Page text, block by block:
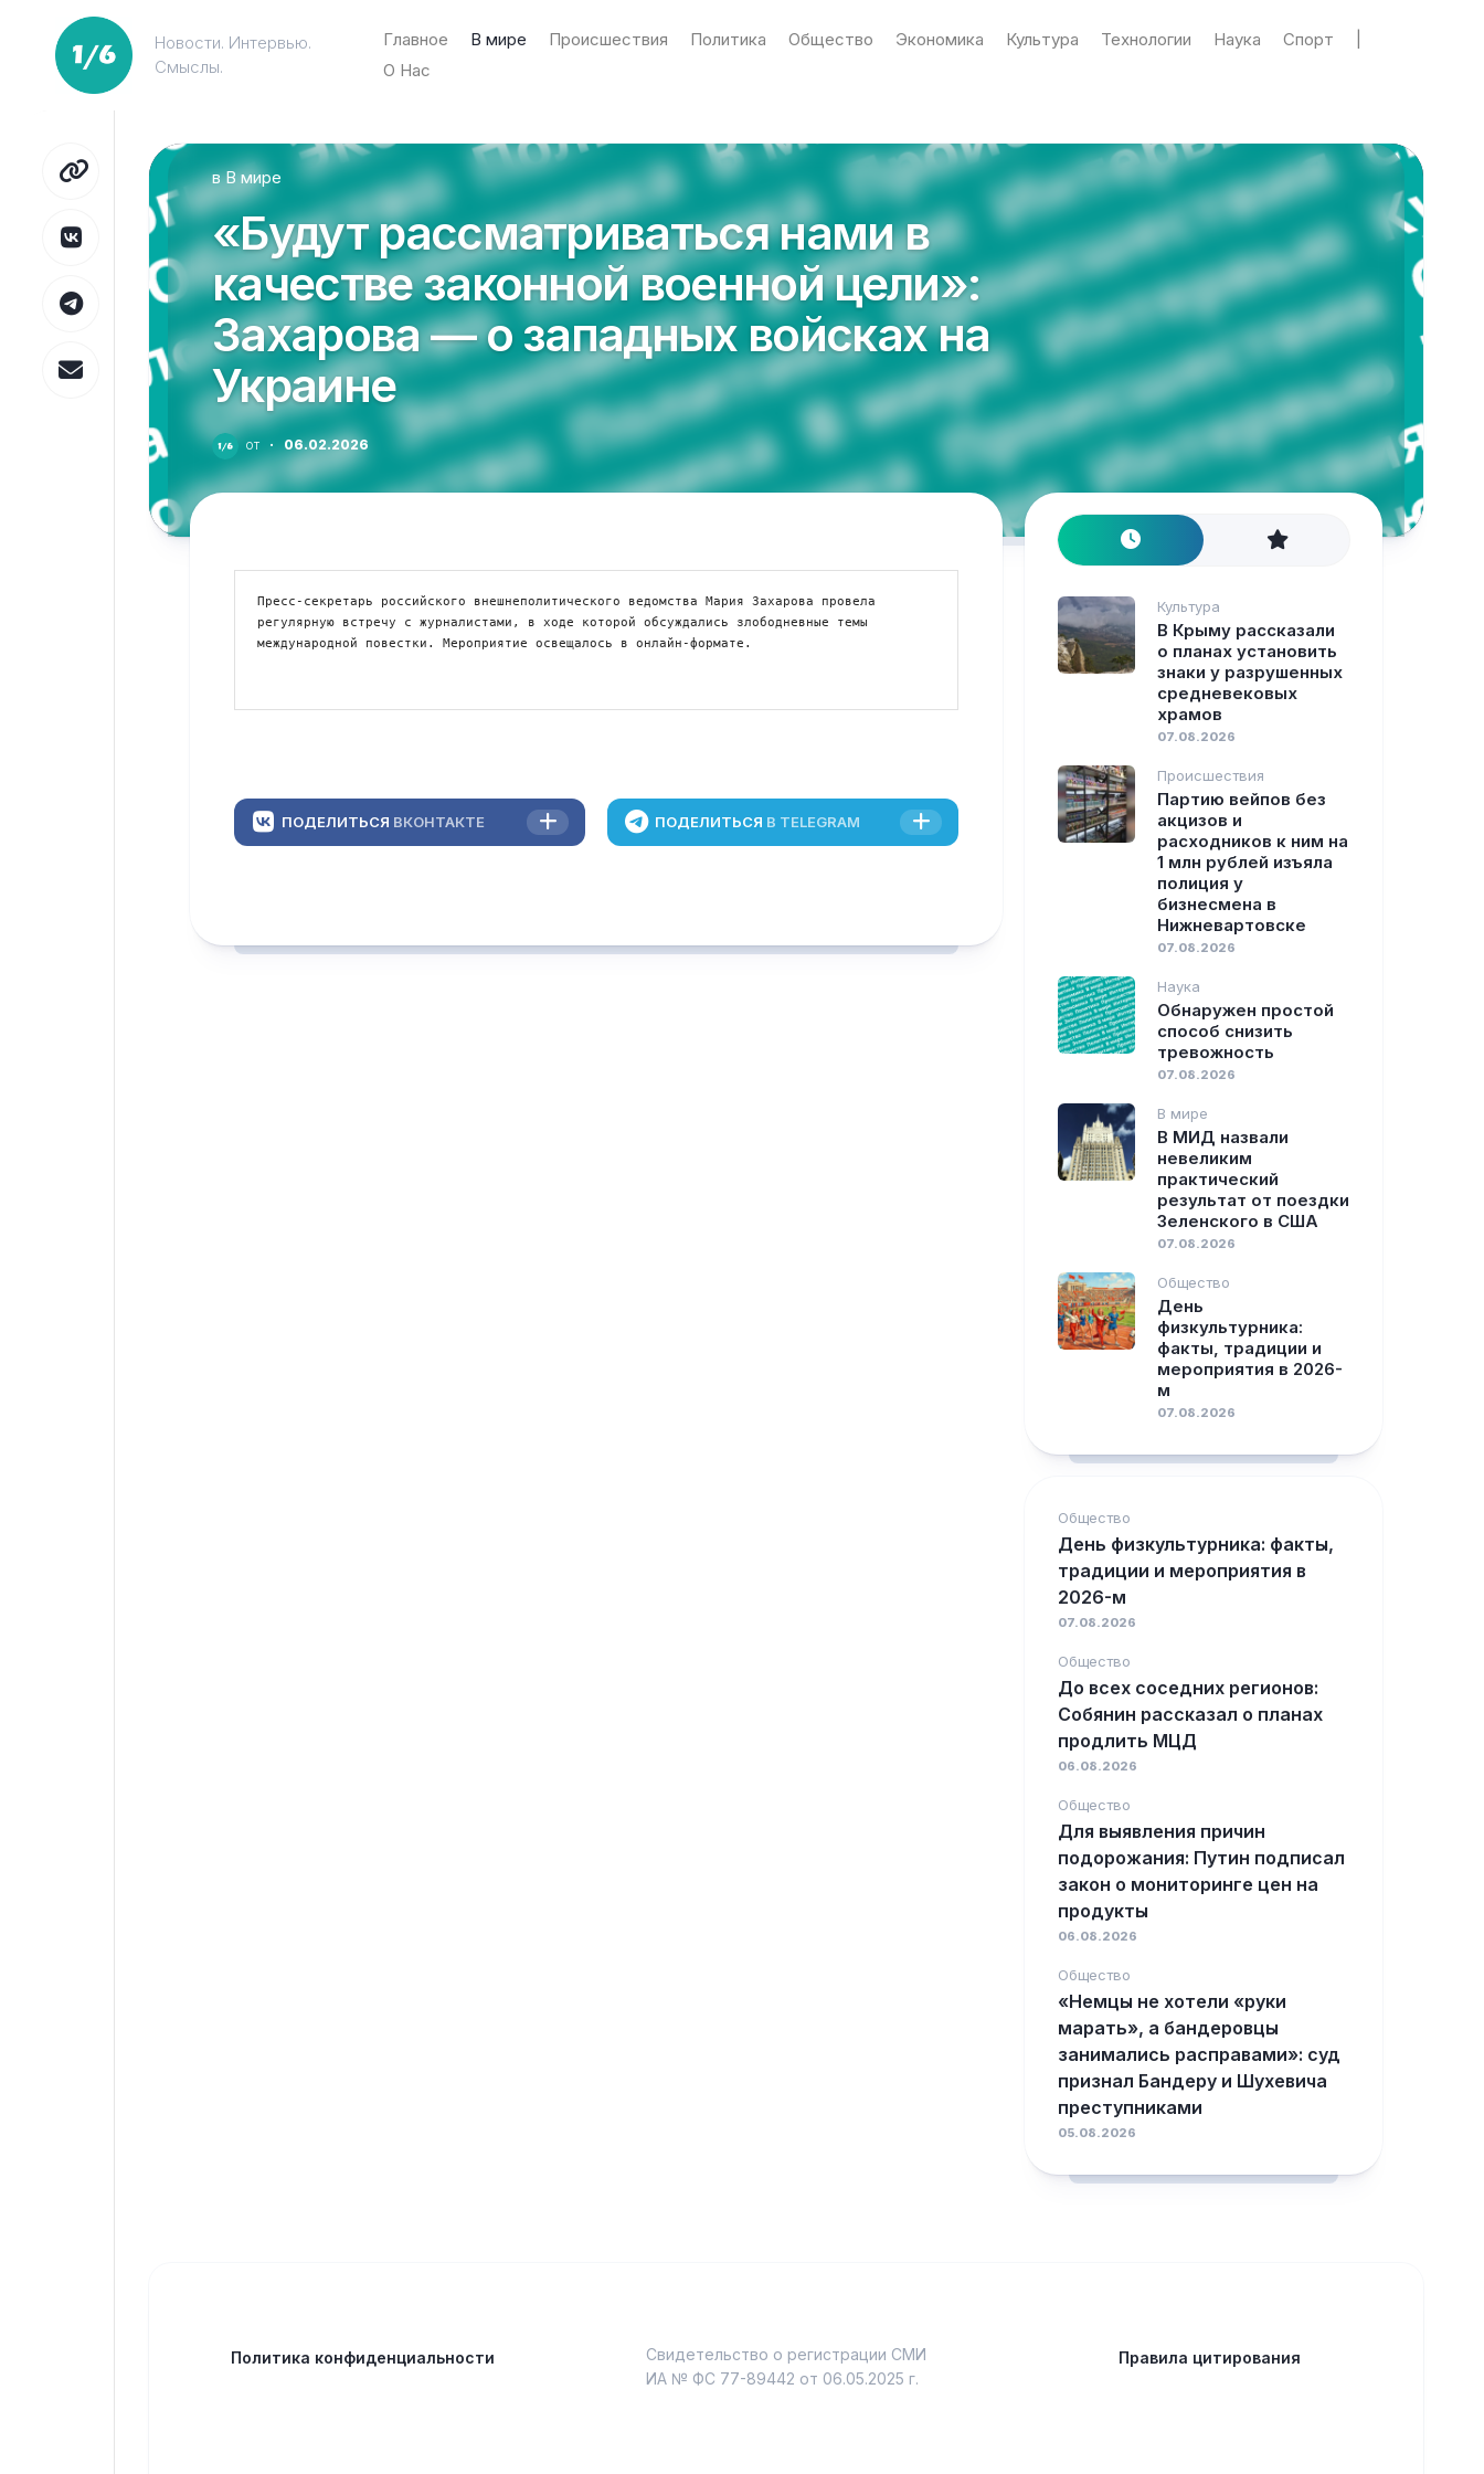
содержанию
Новости. Интервью.
Смыслы.
Главное В мире Происшествия Политика Общество Экономика Культура Технологии Наука Спорт
О Нас
вВ мире
«Будут рассматриваться нами в
качестве законной военной цели»:
Захарова — о западных войсках на
Украине
от · 06.02.2026
Пресс-секретарь российского внешнеполитического ведомства Мария Захарова провела
регулярную встречу с журналистами, в ходе которой обсуждались злободневные темы
международной повестки. Мероприятие освещалось в онлайн-формате.
ПОДЕЛИТЬСЯ ВКОНТАКТЕ ПОДЕЛИТЬСЯ В TELEGRAM
Культура
В Крыму рассказали
о планах установить
знаки у разрушенных
средневековых
храмов
07.08.2026
Происшествия
Партию вейпов без
акцизов и
расходников к ним на
1 млн рублей изъяла
полиция у
бизнесмена в
Нижневартовске
07.08.2026
Наука
Обнаружен простой
способ снизить
тревожность
07.08.2026
В мире
В МИД назвали
невеликим
практический
результат от поездки
Зеленского в США
07.08.2026
Общество
День
физкультурника:
факты, традиции и
мероприятия в 2026-
м
07.08.2026
Общество
День физкультурника: факты,
традиции и мероприятия в
2026-м
07.08.2026
Общество
До всех соседних регионов:
Собянин рассказал о планах
продлить МЦД
06.08.2026
Общество
Для выявления причин
подорожания: Путин подписал
закон о мониторинге цен на
продукты
06.08.2026
Общество
«Немцы не хотели «руки
марать», а бандеровцы
занимались расправами»: суд
признал Бандеру и Шухевича
преступниками
05.08.2026
Политика конфиденциальности
Свидетельство о регистрации СМИ
ИА № ФС 77-89442 от 06.05.2025 г.
Правила цитирования